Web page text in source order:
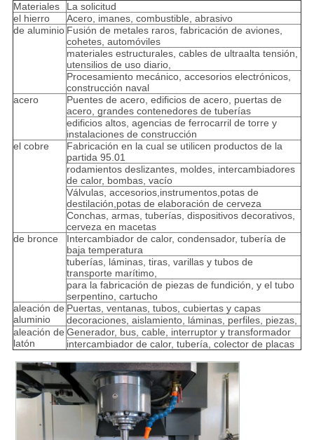
Materiales
La solicitud
el hierro
Acero, imanes, combustible, abrasivo
de aluminio Fusión de metales raros, fabricación de aviones,
cohetes, automóviles
materiales estructurales, cables de ultraalta tensión,
utensilios de uso diario,
Procesamiento mecánico, accesorios electrónicos,
construcción naval
acero
Puentes de acero, edificios de acero, puertas de
acero, grandes contenedores de tuberías
edificios altos, agencias de ferrocarril de torre y
instalaciones de construcción
el cobre
Fabricación en la cual se utilicen productos de la
partida 95.01
rodamientos deslizantes, moldes, intercambiadores
de calor, bombas, vacío
Válvulas, accesorios,instrumentos,potas de
destilación,potas de elaboración de cerveza
Conchas, armas, tuberías, dispositivos decorativos,
cerveza en macetas
de bronce
Intercambiador de calor, condensador, tubería de
baja temperatura
tuberías, láminas, tiras, varillas y tubos de
transporte marítimo,
para la fabricación de piezas de fundición, y el tubo
serpentino, cartucho
aleación de
aluminio
Puertas, ventanas, tubos, cubiertas y capas
decoraciones, aislamiento, láminas, perfiles, piezas,
aleación de
latón
Generador, bus, cable, interruptor y transformador
intercambiador de calor, tubería, colector de placas